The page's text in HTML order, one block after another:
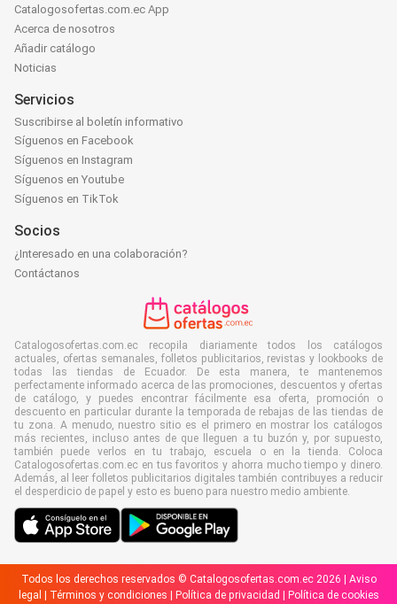
Catalogosofertas.com.ec App
Acerca de nosotros
Añadir catálogo
Noticias
Servicios
Suscribirse al boletín informativo
Síguenos en Facebook
Síguenos en Instagram
Síguenos en Youtube
Síguenos en TikTok
Socios
¿Interesado en una colaboración?
Contáctanos
Catalogosofertas.com.ec recopila diariamente todos los catálogos
actuales, ofertas semanales, folletos publicitarios, revistas y lookbooks de
todas las tiendas de Ecuador. De esta manera, te mantenemos
perfectamente informado acerca de las promociones, descuentos y ofertas
de catálogo, y puedes encontrar fácilmente esa oferta, promoción o
descuento en particular durante la temporada de rebajas de las tiendas de
tu zona. A menudo, nuestro sitio es el primero en mostrar los catálogos
más recientes, incluso antes de que lleguen a tu buzón y, por supuesto,
también puede verlos en tu trabajo, escuela o en la tienda. Coloca
Catalogosofertas.com.ec en tus favoritos y ahorra mucho tiempo y dinero.
Además, al leer folletos publicitarios digitales también contribuyes a reducir
el desperdicio de papel y esto es bueno para nuestro medio ambiente.
Todos los derechos reservados © Catalogosofertas.com.ec 2026 | Aviso
legal
Términos y condiciones Política de privacidad Política de cookies